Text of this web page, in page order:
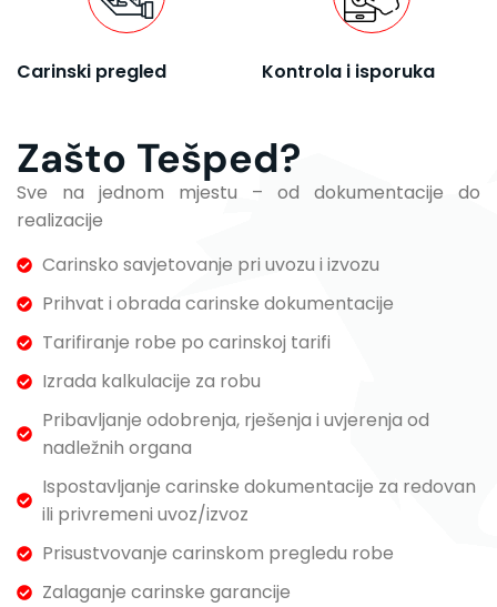
Carinski pregled Kontrola i isporuka
Zašto Tešped?
Sve na jednom mjestu – od dokumentacije do
realizacije
Carinsko savjetovanje pri uvozu i izvozu
Prihvat i obrada carinske dokumentacije
Tarifiranje robe po carinskoj tarifi
Izrada kalkulacije za robu
Pribavljanje odobrenja, rješenja i uvjerenja od
nadležnih organa
Ispostavljanje carinske dokumentacije za redovan
ili privremeni uvoz/izvoz
Prisustvovanje carinskom pregledu robe
Zalaganje carinske garancije